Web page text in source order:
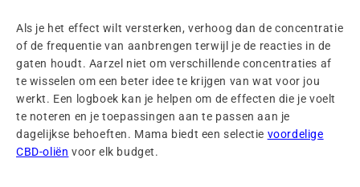
Als je het effect wilt versterken, verhoog dan de concentratie
of de frequentie van aanbrengen terwijl je de reacties in de
gaten houdt. Aarzel niet om verschillende concentraties af
te wisselen om een beter idee te krijgen van wat voor jou
werkt. Een logboek kan je helpen om de effecten die je voelt
te noteren en je toepassingen aan te passen aan je
dagelijkse behoeften. Mama biedt een selectie voordelige
CBD-oliën voor elk budget.